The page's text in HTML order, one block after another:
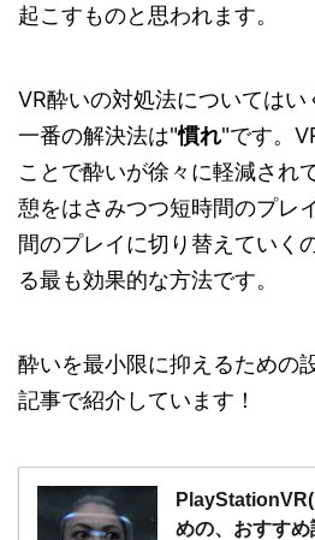
起こすものと思われます。
VR酔いの対処法についてはい
一番の解決法は"慣れ"です。
ことで酔いが徐々に軽減され
憩をはさみつつ短時間のプレ
間のプレイに切り替えていく
る最も効果的な方法です。
酔いを最小限に抑えるための
記事で紹介しています！
めの、おすす